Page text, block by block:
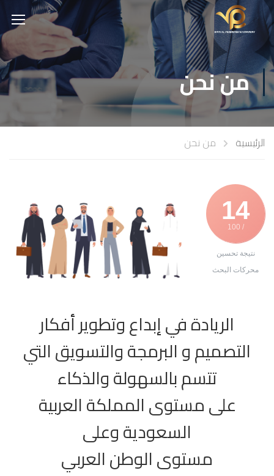
من نحن
الرئيسية من نحن
14
/ 100
نتيجة تحسين
محركات البحث
الريادة في إبداع وتطوير أفكار
التصميم و البرمجة والتسويق التي
تتسم بالسهولة والذكاء
على مستوى المملكة العربية
السعودية وعلى
مستوى الوطن العربي